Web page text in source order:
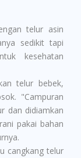
telur asin
sedikit tapi
kesehatan
telur bebek,
"Campuran
dan didiamkan
pakai bahan
cangkang telur